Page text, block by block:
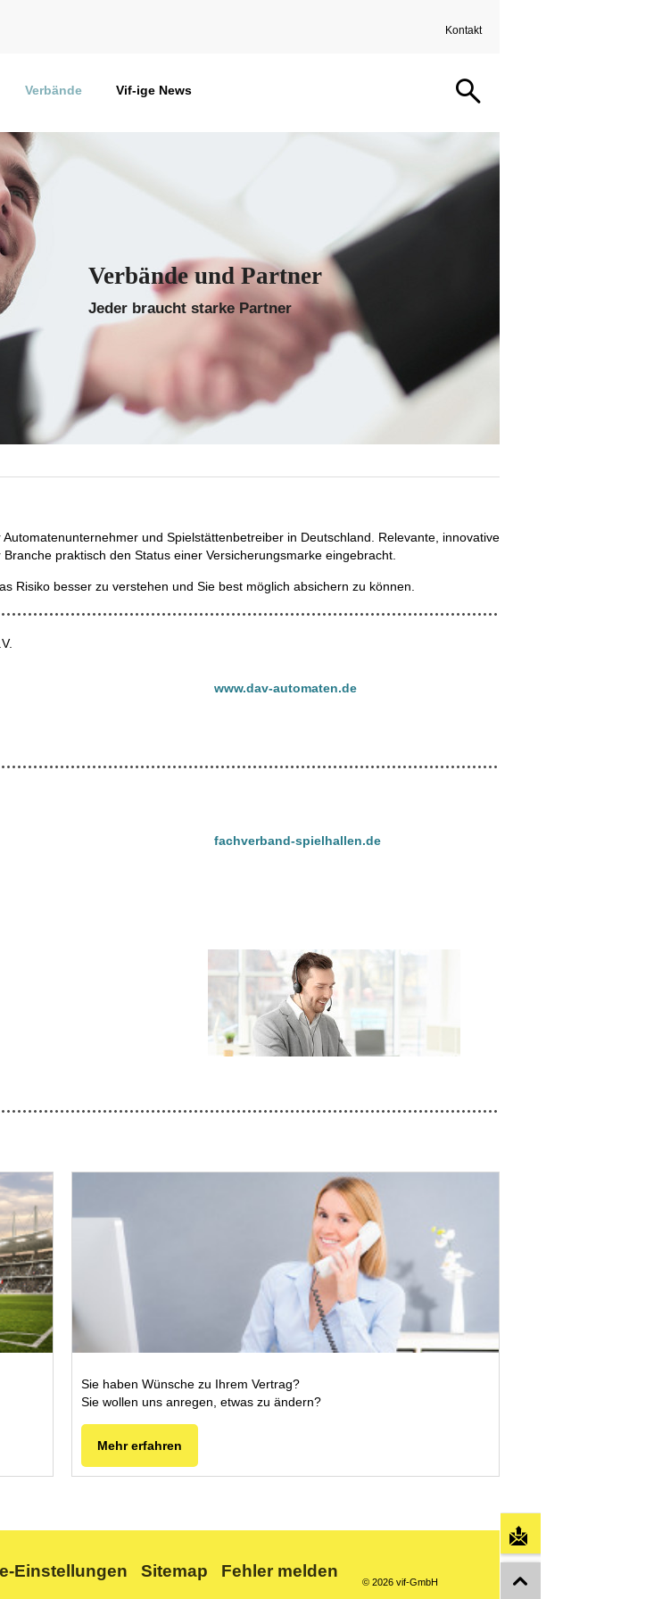
Kontakt
Verbände Vif-ige News
Verbände und Partner
Jeder braucht starke Partner
und Spielstättenbetreiber in Deutschland. Relevante, innovative
praktisch den Status einer Versicherungsmarke eingebracht.
Risiko besser zu verstehen und Sie best möglich absichern zu können.
www.dav-automaten.de
fachverband-spielhallen.de
Sie haben Wünsche zu Ihrem Vertrag?
Sie wollen uns anregen, etwas zu ändern?
Mehr erfahren
Einstellungen Sitemap Fehler melden
© 2026 vif-GmbH